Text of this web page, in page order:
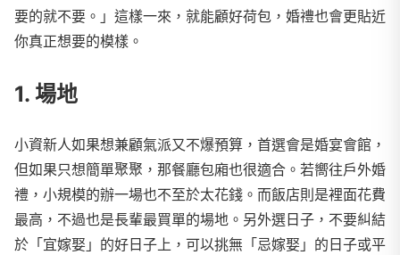
要的就不要。」這樣一來，就能顧好荷包，婚禮也會更貼近
你真正想要的模樣。
1. 場地
小資新人如果想兼顧氣派又不爆預算，首選會是婚宴會館，
但如果只想簡單聚聚，那餐廳包廂也很適合。若嚮往戶外婚
禮，小規模的辦一場也不至於太花錢。而飯店則是裡面花費
最高，不過也是長輩最買單的場地。另外選日子，不要糾結
於「宜嫁娶」的好日子上，可以挑無「忌嫁娶」的日子或平